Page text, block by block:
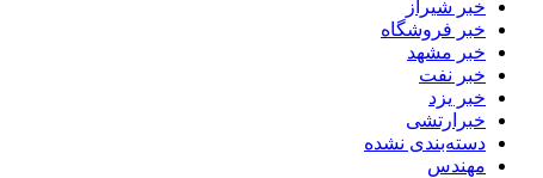
خبر شیراز
خبر فروشگاه
خبر مشهد
خبر نفت
خبر یزد
خبرارتشی
دسته‌بندی نشده
مهندس